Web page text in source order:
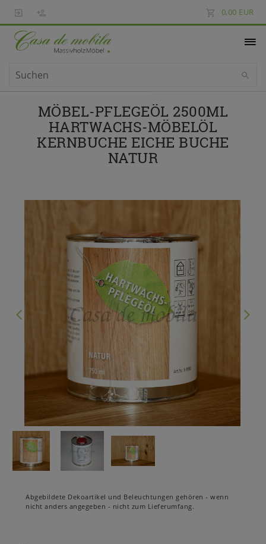
0,00 EUR
MÖBEL-PFLEGEÖL 2500ML
HARTWACHS-MÖBELÖL
KERNBUCHE EICHE BUCHE
NATUR
Abgebildete Dekoartikel und Beleuchtungen gehören - wenn
nicht anders angegeben - nicht zum Lieferumfang.